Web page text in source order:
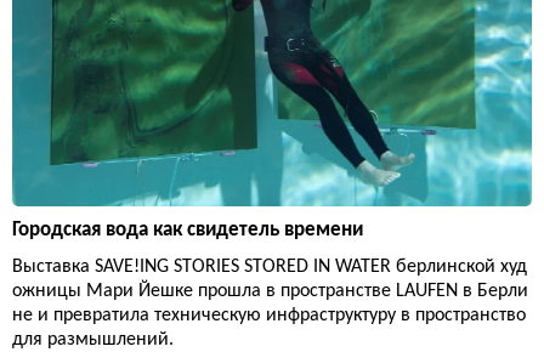
Городская вода как свидетель времени
Выставка SAVE!ING STORIES STORED IN WATER берлинской худ
ожницы Мари Йешке прошла в пространстве LAUFEN в Берли
не и превратила техническую инфраструктуру в пространство
для размышлений.